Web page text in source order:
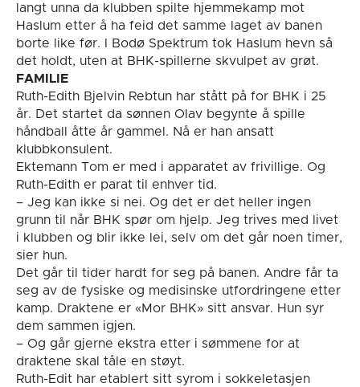
langt unna da klubben spilte hjemmekamp mot
Haslum etter å ha feid det samme laget av banen
borte like før. I Bodø Spektrum tok Haslum hevn så
det holdt, uten at BHK-spillerne skvulpet av grøt.
FAMILIE
Ruth-Edith Bjelvin Rebtun har stått på for BHK i 25
år. Det startet da sønnen Olav begynte å spille
håndball åtte år gammel. Nå er han ansatt
klubbkonsulent.
Ektemann Tom er med i apparatet av frivillige. Og
Ruth-Edith er parat til enhver tid.
– Jeg kan ikke si nei. Og det er det heller ingen
grunn til når BHK spør om hjelp. Jeg trives med livet
i klubben og blir ikke lei, selv om det går noen timer,
sier hun.
Det går til tider hardt for seg på banen. Andre får ta
seg av de fysiske og medisinske utfordringene etter
kamp. Draktene er «Mor BHK» sitt ansvar. Hun syr
dem sammen igjen.
– Og går gjerne ekstra etter i sømmene for at
draktene skal tåle en støyt.
Ruth-Edit har etablert sitt syrom i sokkeletasjen